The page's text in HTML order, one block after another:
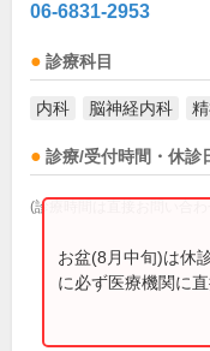
06-6831-2953
診療科目
内科 脳神経内科
診療/受付時間・休診
(診療時間は直接お問い合わ
お盆(8月中旬)は休
に必ず医療機関に